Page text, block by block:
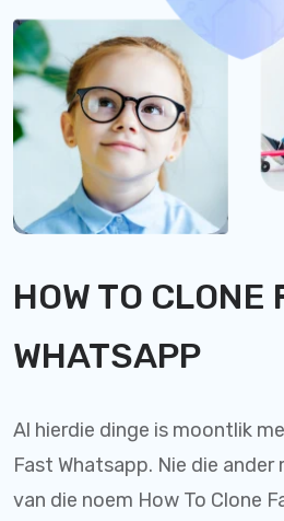
HOW TO CLONE
WHATSAPP
Al hierdie dinge is moontlik
Fast Whatsapp. Nie die
van die noem How To Clone